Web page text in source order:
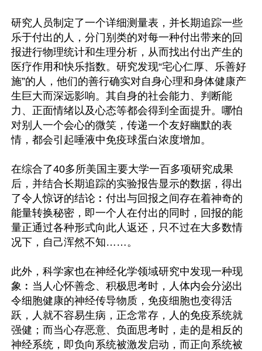
研究人员制定了一个详细测量表，并长期追踪一些
乐于付出的人，分门别类的对每一种付出带来的回
报进行物理统计和生理分析，从而找出付出产生的
医疗作用和快乐指数。研究发现“宅心仁厚、乐善好
施”的人，他们的善行确实对自身心理和身体健康产
生巨大而深远影响。其自身的社会能力、判断能
力、正面情绪以及心态等都会得到全面提升。哪怕
对别人一个会心的微笑，传递一个友好幽默的表
情，都会引起唾液中免疫球蛋白浓度增加。
在综合了40多所美国主要大学一百多项研究成果
后，并结合长期追踪的实验报告显示的数据，得出
了令人惊讶的结论︰付出与回报之间存在着神奇的
能量转换秘密，即一个人在付出的同时，回报的能
量正通过各种形式向此人返还，只不过在大多数情
况下，自己浑然不知……。
此外，科学家也在神经化学领域研究中发现一种现
象︰当人心怀善念、积极思考时，人体内会分泌出
令细胞健康的神经传导物质，免疫细胞也变得活
跃，人就不容易生病，正念常存，人的免疫系统就
强健；而当心存恶意、负面思考时，走的是相反的
神经系统，即负向系统被激发启动，而正向系统被